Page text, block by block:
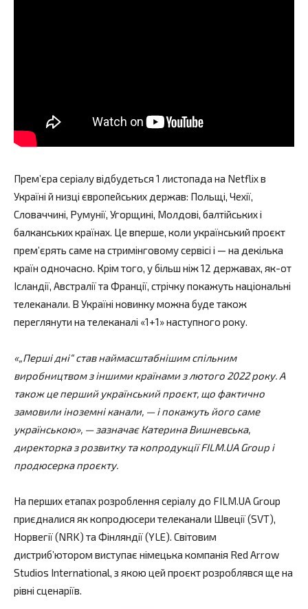
Прем’єра серіалу відбудеться 1 листопада на Netflix в
Україні й низці європейських держав: Польщі, Чехії,
Словаччині, Румунії, Угорщині, Молдові, балтійських і
балканських країнах. Це вперше, коли український проєкт
прем’єрять саме на стримінговому сервісі і — на декілька
країн одночасно. Крім того, у більш ніж 12 державах, як-от
Ісландії, Австралії та Франції, стрічку покажуть національні
телеканали. В Україні новинку можна буде також
переглянути на телеканалі «1+1» наступного року.
«„Перші дні“ став наймасштабнішим спільним
виробництвом з іншими країнами з лютого 2022 року. А
також це перший український проєкт, що фактично
замовили іноземні канали, — і покажуть його саме
українською», — зазначає Катерина Вишневська,
директорка з розвитку та копродукції FILM.UA Group і
продюсерка проєкту.
На перших етапах розроблення серіалу до FILM.UA Group
приєдналися як копродюсери телеканали Швеції (SVT),
Норвегії (NRK) та Фінляндії (YLE). Світовим
дистриб’ютором виступає німецька компанія Red Arrow
Studios International, з якою цей проєкт розроблявся ще на
рівні сценаріїв.